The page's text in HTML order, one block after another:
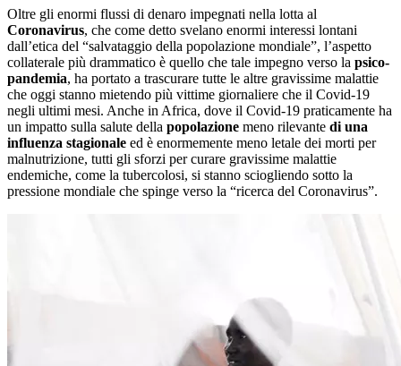
Oltre gli enormi flussi di denaro impegnati nella lotta al
Coronavirus, che come detto svelano enormi interessi lontani
dall’etica del “salvataggio della popolazione mondiale”, l’aspetto
collaterale più drammatico è quello che tale impegno verso la psico-
pandemia, ha portato a trascurare tutte le altre gravissime malattie
che oggi stanno mietendo più vittime giornaliere che il Covid-19
negli ultimi mesi. Anche in Africa, dove il Covid-19 praticamente ha
un impatto sulla salute della popolazione meno rilevante di una
influenza stagionale ed è enormemente meno letale dei morti per
malnutrizione, tutti gli sforzi per curare gravissime malattie
endemiche, come la tubercolosi, si stanno sciogliendo sotto la
pressione mondiale che spinge verso la “ricerca del Coronavirus”.